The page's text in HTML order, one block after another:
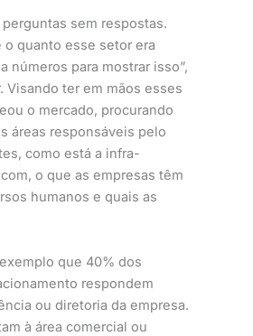
sem respostas.
quanto esse setor era
números para mostrar isso”,
Visando ter em mãos esses
o mercado, procurando
áreas responsáveis pelo
como está a infra-
o que as empresas têm
humanos e quais as
que 40% dos
respondem
ou diretoria da empresa.
à área comercial ou